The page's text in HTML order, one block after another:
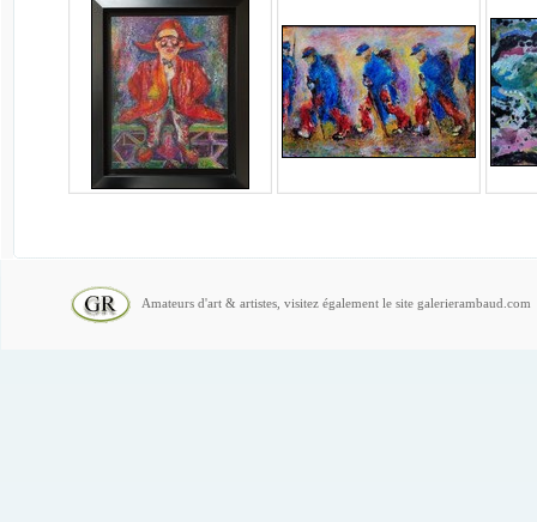
Amateurs d'art & artistes, visitez également le site galerierambaud.com